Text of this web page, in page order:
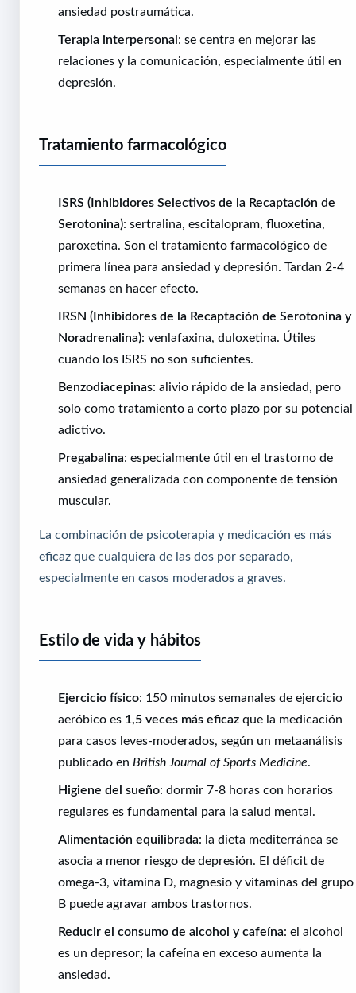
ansiedad postraumática.
Terapia interpersonal: se centra en mejorar las
relaciones y la comunicación, especialmente útil en
depresión.
Tratamiento farmacológico
ISRS (Inhibidores Selectivos de la Recaptación de
Serotonina): sertralina, escitalopram, fluoxetina,
paroxetina. Son el tratamiento farmacológico de
primera línea para ansiedad y depresión. Tardan 2-4
semanas en hacer efecto.
IRSN (Inhibidores de la Recaptación de Serotonina y
Noradrenalina): venlafaxina, duloxetina. Útiles
cuando los ISRS no son suficientes.
Benzodiacepinas: alivio rápido de la ansiedad, pero
solo como tratamiento a corto plazo por su potencial
adictivo.
Pregabalina: especialmente útil en el trastorno de
ansiedad generalizada con componente de tensión
muscular.
La combinación de psicoterapia y medicación es más
eficaz que cualquiera de las dos por separado,
especialmente en casos moderados a graves.
Estilo de vida y hábitos
Ejercicio físico: 150 minutos semanales de ejercicio
aeróbico es 1,5 veces más eficaz que la medicación
para casos leves-moderados, según un metaanálisis
publicado en British Journal of Sports Medicine
Higiene del sueño: dormir 7-8 horas con horarios
regulares es fundamental para la salud mental.
Alimentación equilibrada: la dieta mediterránea se
asocia a menor riesgo de depresión. El déficit de
omega-3, vitamina D, magnesio y vitaminas del grupo
B puede agravar ambos trastornos.
Reducir el consumo de alcohol y cafeína: el alcohol
es un depresor; la cafeína en exceso aumenta la
ansiedad.